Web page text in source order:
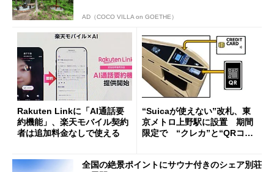
AD（COCO VILLA on GOETHE）
Rakuten Linkに「AI通話要
約機能」、楽天モバイル契約
者は追加料金なしで使える
“Suicaが使えない”改札、東
京メトロ上野駅に設置 期間
限定で “クレカ”と“QRコー
全国の絶景ポイントにサウナ付きのシェア別荘